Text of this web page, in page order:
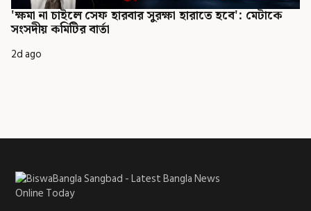
'ক্ষমা না চাইলে সেফ হারবার সুরক্ষা হারাতে হবে': মেটাকে
সংসদীয় কমিটির বার্তা
2d ago